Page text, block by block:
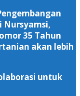
Nursyamsi,
35 Tahun
akan lebih
untuk